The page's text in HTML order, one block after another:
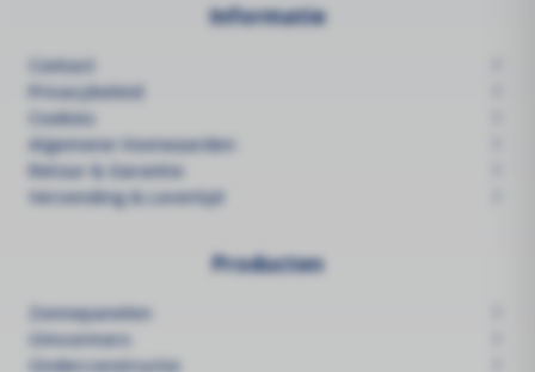
Informatie
Contact
Privacybeleid
Cookies
Algemene Voorwaarden
Retour & Garantie
Verzending & Levertijd
Producten
Zonnepanelen
Omvormers
Onderconstructie